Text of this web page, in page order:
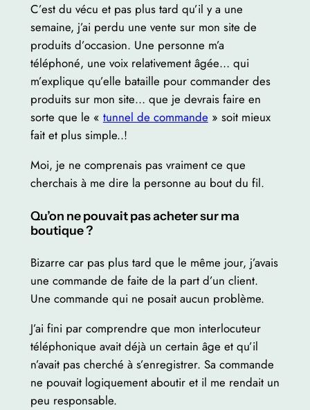
C’est du vécu et pas plus tard qu’il y a une
semaine, j’ai perdu une vente sur mon site de
produits d’occasion. Une personne m’a
téléphoné, une voix relativement âgée… qui
m’explique qu’elle bataille pour commander des
produits sur mon site… que je devrais faire en
sorte que le « tunnel de commande » soit mieux
fait et plus simple..!
Moi, je ne comprenais pas vraiment ce que
cherchais à me dire la personne au bout du fil.
Qu’on ne pouvait pas acheter sur ma
boutique ?
Bizarre car pas plus tard que le même jour, j’avais
une commande de faite de la part d’un client.
Une commande qui ne posait aucun problème.
J’ai fini par comprendre que mon interlocuteur
téléphonique avait déjà un certain âge et qu’il
n’avait pas cherché à s’enregistrer. Sa commande
ne pouvait logiquement aboutir et il me rendait un
peu responsable.